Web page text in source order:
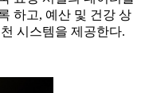
하고, 예산 및 건강 상
시스템을 제공한다.